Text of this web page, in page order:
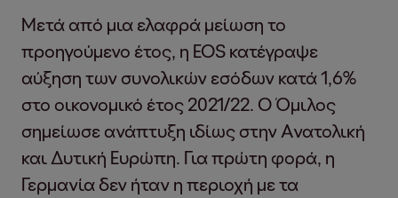
Μετά από μια ελαφρά μείωση το
προηγούμενο έτος, η EOS κατέγραψε
αύξηση των συνολικών εσόδων κατά 1,6%
στο οικονομικό έτος 2021/22. Ο Όμιλος
σημείωσε ανάπτυξη ιδίως στην Ανατολική
και Δυτική Ευρώπη. Για πρώτη φορά, η
Γερμανία δεν ήταν η περιοχή με τα